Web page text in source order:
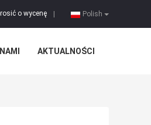
Polish
o wycenę
AKTUALNOŚCI